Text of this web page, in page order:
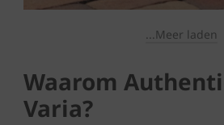
...Meer laden
Waarom
Varia?